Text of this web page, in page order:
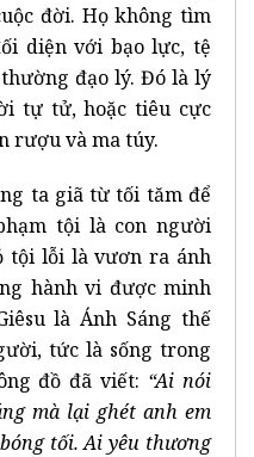
đời. Họ không tìm
diện với bạo lực, tệ
đạo lý. Đó là lý
tự tử, hoặc tiêu cực
rượu và ma túy.
ta giã từ tối tăm để
tội là con người
tội lỗi là vươn ra ánh
hành vi được minh
là Ánh Sáng thế
tức là sống trong
đồ đã viết: “Ai nói
mà lại ghét anh em
tối. Ai yêu thương